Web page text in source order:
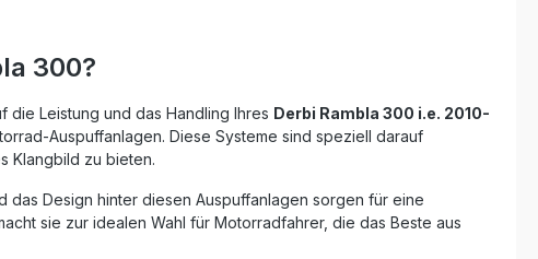
der
in Italien und
300?
die Leistung und das Handling Ihres Derbi Rambla 300 i.e. 2010-
Auspuffanlagen. Diese Systeme sind speziell darauf
Klangbild zu bieten.
das Design hinter diesen Auspuffanlagen sorgen für eine
sie zur idealen Wahl für Motorradfahrer, die das Beste aus